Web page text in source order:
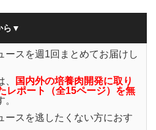
ら▼
ースを週1回まとめてお届けし
国内外の培養肉開発に取り
レポート（全15ページ）を無
ースを逃したくない方におす